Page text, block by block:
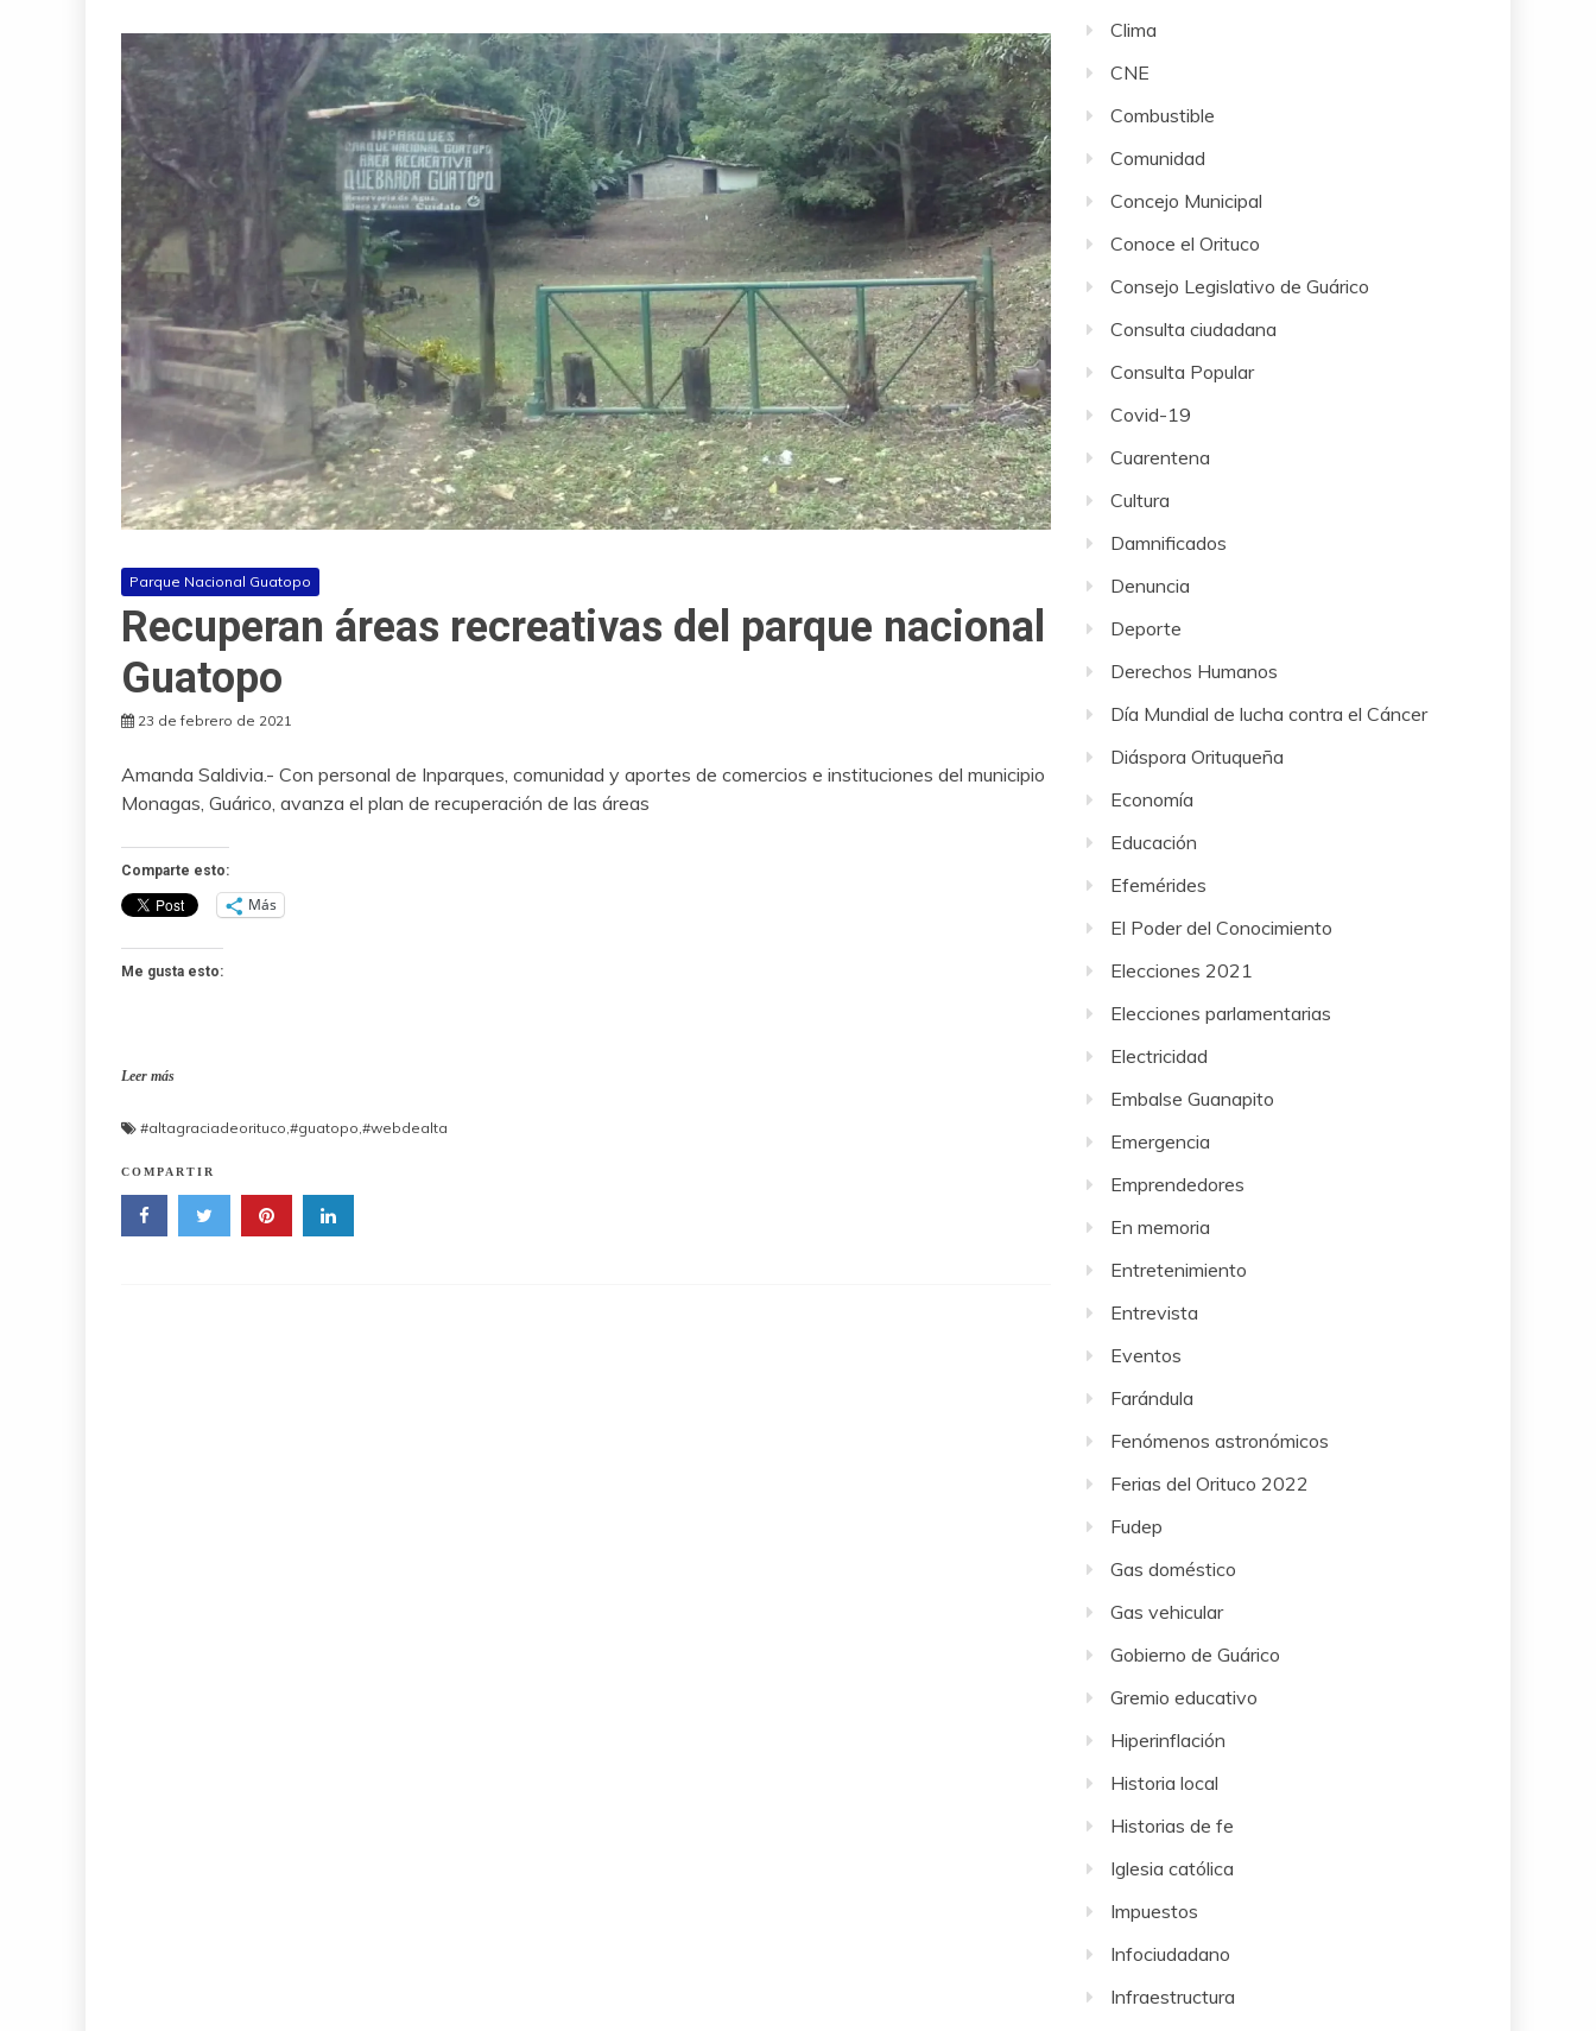
Parque Nacional Guatopo
Recuperan áreas recreativas del parque nacional
Guatopo
23 de febrero de 2021
Amanda Saldivia.- Con personal de Inparques, comunidad y aportes de comercios e instituciones del municipio
Monagas, Guárico, avanza el plan de recuperación de las áreas
Comparte esto:
Más
Me gusta esto:
Leer más
#altagraciadeorituco #guatopo #webdealta
COMPARTIR
Clima
CNE
Combustible
Comunidad
Concejo Municipal
Conoce el Orituco
Consejo Legislativo de Guárico
Consulta ciudadana
Consulta Popular
Covid-19
Cuarentena
Cultura
Damnificados
Denuncia
Deporte
Derechos Humanos
Día Mundial de lucha contra el Cáncer
Diáspora Orituqueña
Economía
Educación
Efemérides
El Poder del Conocimiento
Elecciones 2021
Elecciones parlamentarias
Electricidad
Embalse Guanapito
Emergencia
Emprendedores
En memoria
Entretenimiento
Entrevista
Eventos
Farándula
Fenómenos astronómicos
Ferias del Orituco 2022
Fudep
Gas doméstico
Gas vehicular
Gobierno de Guárico
Gremio educativo
Hiperinflación
Historia local
Historias de fe
Iglesia católica
Impuestos
Infociudadano
Infraestructura